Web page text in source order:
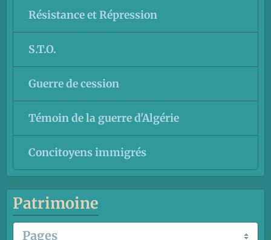
Résistance et Répression
S.T.O.
Guerre de cession
Témoin de la guerre d'Algérie
Concitoyens immigrés
Patrimoine